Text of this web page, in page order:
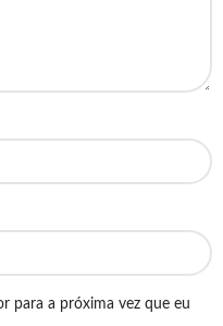
para a próxima vez que eu